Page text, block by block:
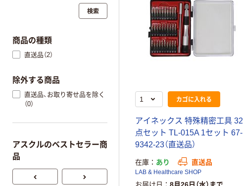
カゴに入れる
アイネックス 特殊精密工具 32
点セット TL-015A 1セット 67-
9342-23（直送品）
在庫 あり 直送品
LAB & Healthcare SHOP
検索
商品の種類
直送品（2）
除外する商品
直送品、お取り寄せ品を除く
（0）
アスクルのベストセラー商
品